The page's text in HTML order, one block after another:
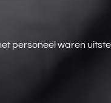
personeel waren